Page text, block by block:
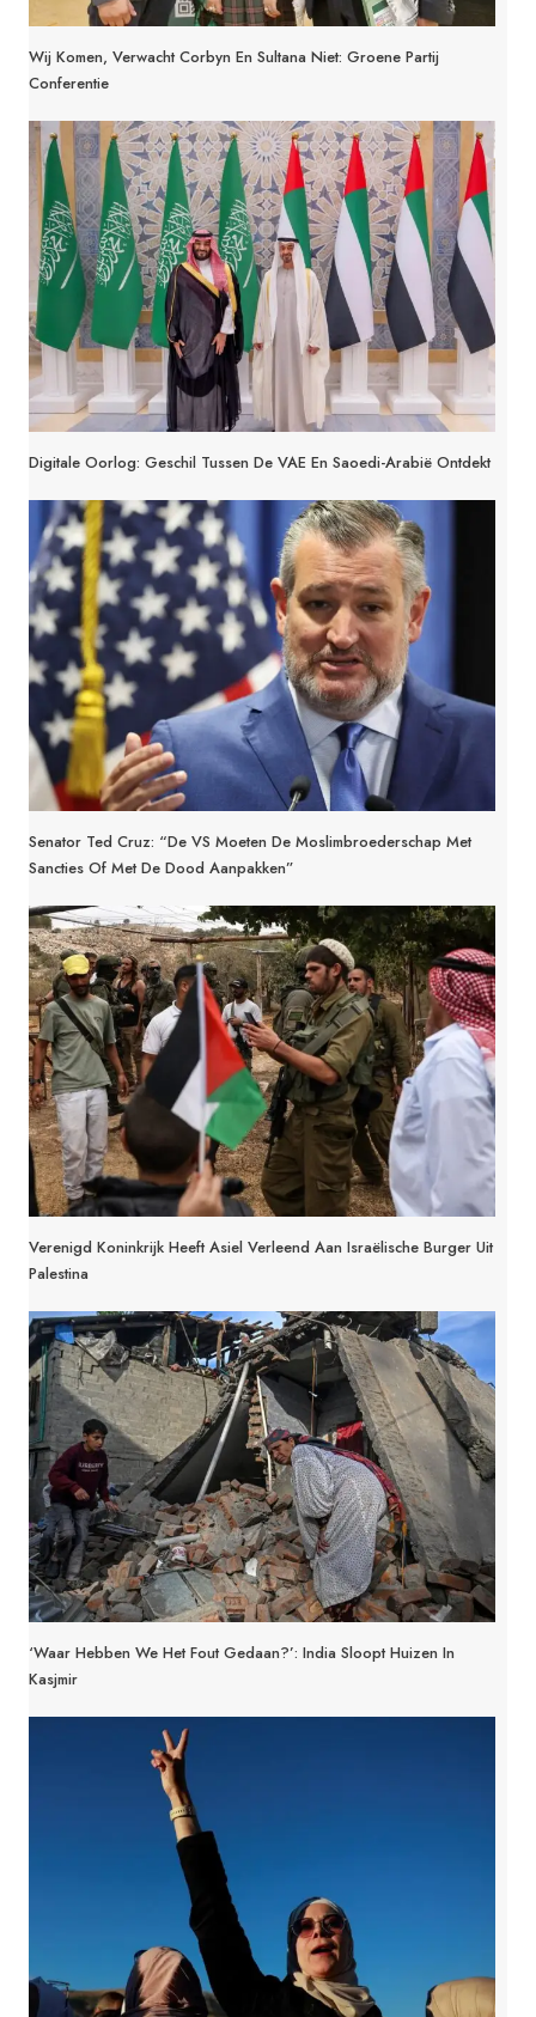
Wij Komen, Verwacht Corbyn En Sultana Niet: Groene Partij
Conferentie
Digitale Oorlog: Geschil Tussen De VAE En Saoedi-Arabië Ontdekt
Senator Ted Cruz: “De VS Moeten De Moslimbroederschap Met
Sancties Of Met De Dood Aanpakken”
Verenigd Koninkrijk Heeft Asiel Verleend Aan Israëlische Burger Uit
Palestina
‘Waar Hebben We Het Fout Gedaan?’: India Sloopt Huizen In
Kasjmir